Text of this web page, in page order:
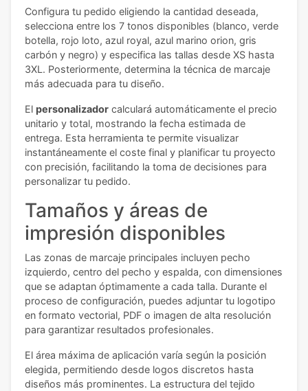
Configura tu pedido eligiendo la cantidad deseada,
selecciona entre los 7 tonos disponibles (blanco, verde
botella, rojo loto, azul royal, azul marino orion, gris
carbón y negro) y especifica las tallas desde XS hasta
3XL. Posteriormente, determina la técnica de marcaje
más adecuada para tu diseño.
El personalizador calculará automáticamente el precio
unitario y total, mostrando la fecha estimada de
entrega. Esta herramienta te permite visualizar
instantáneamente el coste final y planificar tu proyecto
con precisión, facilitando la toma de decisiones para
personalizar tu pedido.
Tamaños y áreas de
impresión disponibles
Las zonas de marcaje principales incluyen pecho
izquierdo, centro del pecho y espalda, con dimensiones
que se adaptan óptimamente a cada talla. Durante el
proceso de configuración, puedes adjuntar tu logotipo
en formato vectorial, PDF o imagen de alta resolución
para garantizar resultados profesionales.
El área máxima de aplicación varía según la posición
elegida, permitiendo desde logos discretos hasta
diseños más prominentes. La estructura del tejido